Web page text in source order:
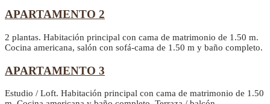
APARTAMENTO 2
2 plantas. Habitación principal con cama de matrimonio de 1.50 m.
Cocina americana, salón con sofá-cama de 1.50 m y baño completo.
APARTAMENTO 3
Estudio / Loft. Habitación principal con cama de matrimonio de 1.50